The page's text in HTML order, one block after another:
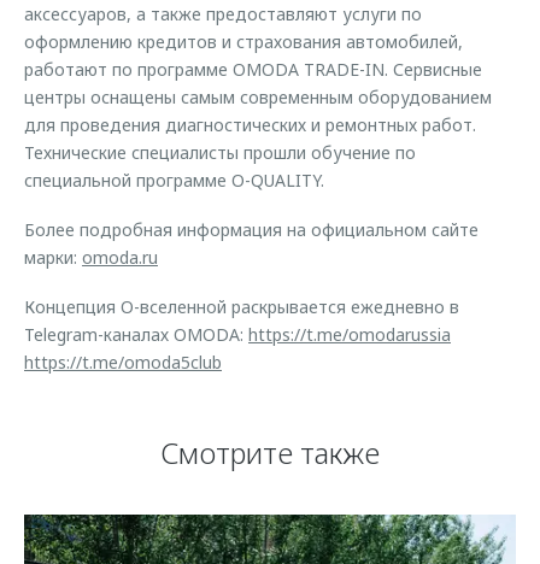
аксессуаров, а также предоставляют услуги по
оформлению кредитов и страхования автомобилей,
работают по программе OMODA TRADE-IN. Сервисные
центры оснащены самым современным оборудованием
для проведения диагностических и ремонтных работ.
Технические специалисты прошли обучение по
специальной программе O-QUALITY.
Более подробная информация на официальном сайте
марки: omoda.ru
Концепция O-вселенной раскрывается ежедневно в
Telegram-каналах OMODA: https://t.me/omodarussia
https://t.me/omoda5club
Смотрите также